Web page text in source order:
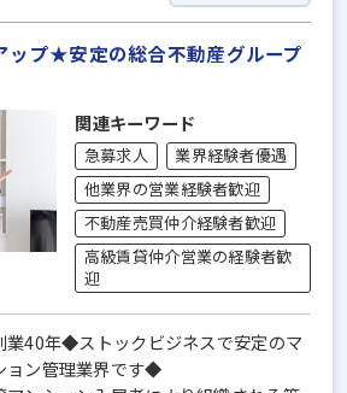
プ★安定の総合不動産グループ
関連キーワード
急募求人
業界経験者優遇
他業界の営業経験者歓迎
不動産売買仲介経験者歓迎
高級賃貸仲介営業の経験者歓
迎
40年◆ストックビジネスで安定のマ
ョン管理業界です◆